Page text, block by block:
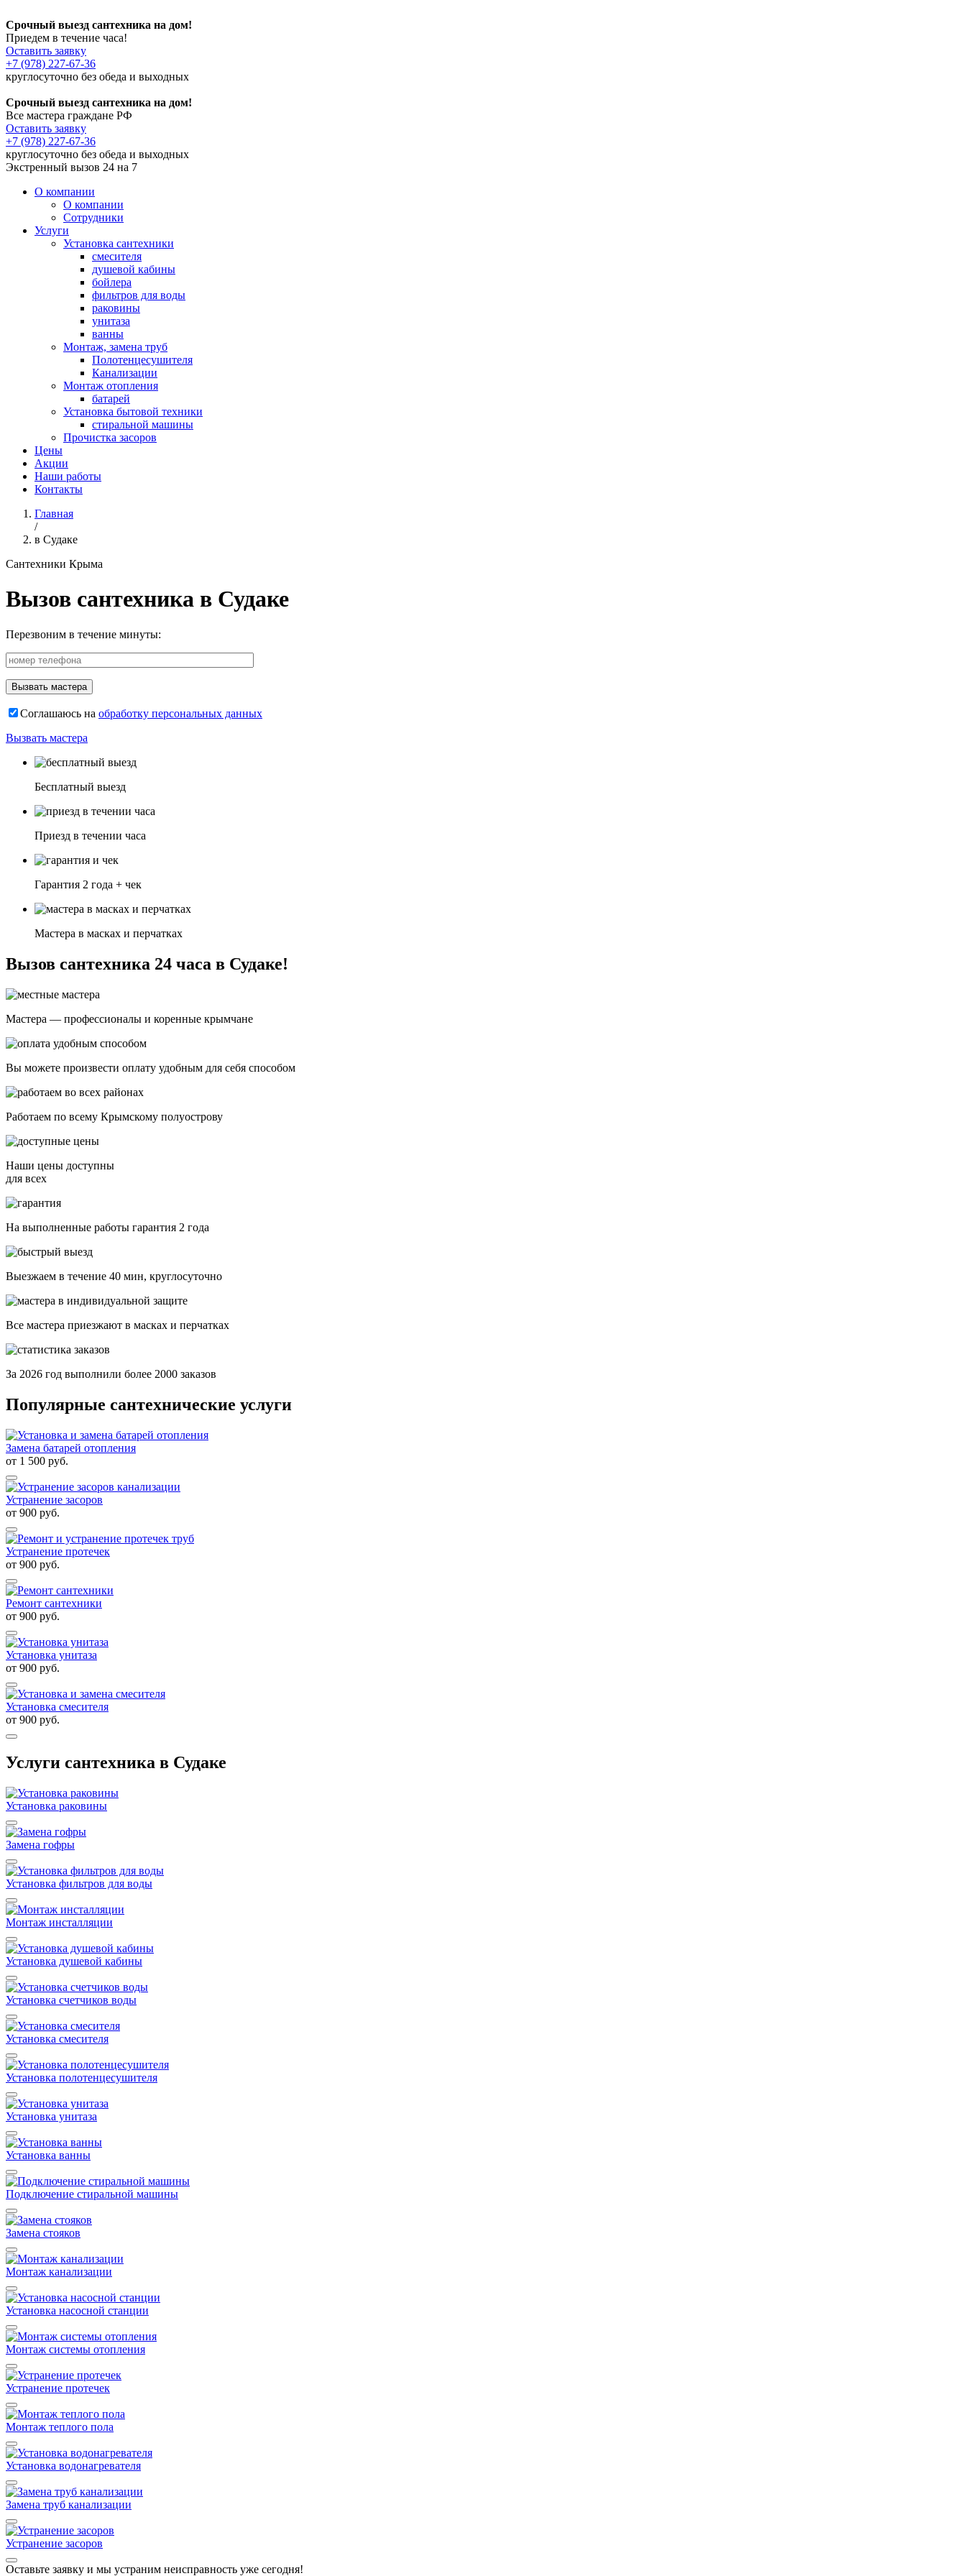
Срочный выезд сантехника на дом!
Приедем в течение часа!
Оставить заявку
+7 (978) 227-67-36
круглосуточно без обеда и выходных
Срочный выезд сантехника на дом!
Все мастера граждане РФ
Оставить заявку
+7 (978) 227-67-36
круглосуточно без обеда и выходных
Экстренный вызов 24 на 7
О компании
О компании
Сотрудники
Услуги
Установка сантехники
смесителя
душевой кабины
бойлера
фильтров для воды
раковины
унитаза
ванны
Монтаж, замена труб
Полотенцесушителя
Канализации
Монтаж отопления
батарей
Установка бытовой техники
стиральной машины
Прочистка засоров
Цены
Акции
Наши работы
Контакты
Главная
/
в Судаке
Сантехники Крыма
Вызов сантехника в Судаке
Перезвоним в течение минуты:
Соглашаюсь на обработку персональных данных
Вызвать мастера
Бесплатный выезд
Приезд в течении часа
Гарантия 2 года + чек
Мастера в масках и перчатках
Вызов сантехника 24 часа в Судаке!
Мастера — профессионалы и коренные крымчане
Вы можете произвести оплату удобным для себя способом
Работаем по всему Крымскому полуострову
Наши цены доступны
для всех
На выполненные работы гарантия 2 года
Выезжаем в течение 40 мин, круглосуточно
Все мастера приезжают в масках и перчатках
За 2026 год выполнили более 2000 заказов
Популярные сантехнические услуги
Замена батарей отопления
от 1 500 руб.
Устранение засоров
от 900 руб.
Устранение протечек
от 900 руб.
Ремонт сантехники
от 900 руб.
Установка унитаза
от 900 руб.
Установка смесителя
от 900 руб.
Услуги сантехника в Судаке
Установка раковины
Замена гофры
Установка фильтров для воды
Монтаж инсталляции
Установка душевой кабины
Установка счетчиков воды
Установка смесителя
Установка полотенцесушителя
Установка унитаза
Установка ванны
Подключение стиральной машины
Замена стояков
Монтаж канализации
Установка насосной станции
Монтаж системы отопления
Устранение протечек
Монтаж теплого пола
Установка водонагревателя
Замена труб канализации
Устранение засоров
Оставьте заявку и мы устраним неисправность уже сегодня!